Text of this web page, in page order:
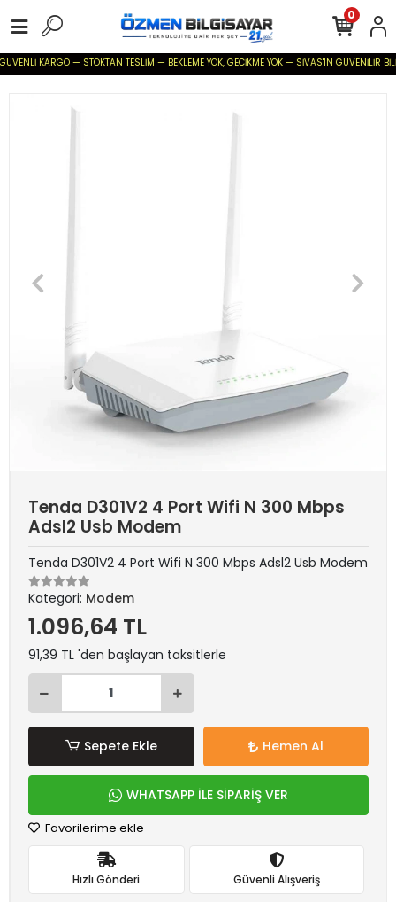
KARGO — STOKTAN TESLİM — BEKLEME YOK, GECİKME YOK — SİVAS'IN GÜVENİLİR
0
Tenda D301V2 4 Port Wifi N 300 Mbps
Adsl2 Usb Modem
Tenda D301V2 4 Port Wifi N 300 Mbps Adsl2 Usb Modem
Kategori: Modem
1.096,64 TL
91,39 TL 'den başlayan taksitlerle
Sepete Ekle Hemen Al
WHATSAPP İLE SİPARİŞ VER
Favorilerime ekle
Hızlı Gönderi Güvenli Alışveriş